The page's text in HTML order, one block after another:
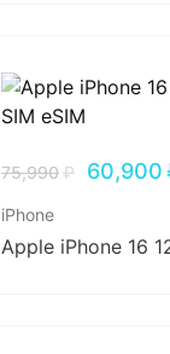
75,990₽ 60,900
iPhone
Apple iPhone 16